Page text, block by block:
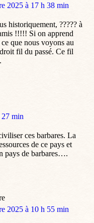
2025 à 17 h 38 min
historiquement, ????? à
!!!!! Si on apprend
que nous voyons au
fil du passé. Ce fil
27 min
ces barbares. La
de ce pays et
pays de barbares….
2025 à 10 h 55 min